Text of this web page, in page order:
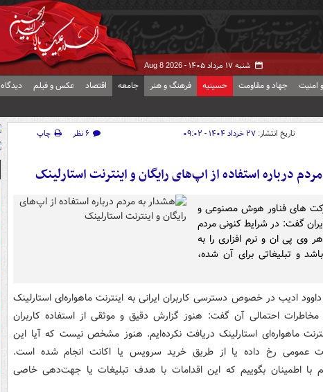
شنبه ۱۷ مرداد ۱۴۰۵ - Aug 8 2026
امنیت جهاد و مقاومت حسینیه فرهنگ و هنر جامعه اقتصاد عکس و فیلم دیدگاه
تاریخ انتشار: ۲۷ خرداد ۱۴۰۴ - ۰۹:۰۲ ۶ نظر
چاپ
درباره استفاده از اپ‌های رایگان و اینترنت استارلینک
های فناور هوش مصنوعی و
گفت: در شرایط کنونی مردم
وی پی ان و نرم افزاری را به
باشد و تبلیغاتی برای آن شده،
داوود ادیب در خصوص دسترسی کاربران ایرانی به اینترنت ماهواره‌ای استارلینک
احتمالی آن گفت: هنوز گزارش دقیق و موثقی از استفاده کاربران
ماهواره‌ای استارلینک دریافت نکرده‌ایم. هنوز مشخص نیست که آیا این
عمومی رخ داده یا از طریق خرید سرویس یا اکانت انجام شده است.
با اطمینان بگوییم که این اقدامات با هدف تبلیغات یا جهت‌دهی خاصی